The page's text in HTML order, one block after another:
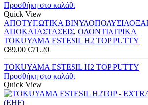
€71.20.
Προσθήκη στο καλάθι
Quick View
ΑΠΟΤΥΠΩΤΙΚΑ
ΑΠΟΚΑΤΑΣΤΑΣΕΙΣ, ΟΔΟΝΤΙΑΤΡΙΚΑ
TOKUYAMA ESTESIL H2 TOP PUTTY
€89.00 Original
price
was:
€89.00.
€71.20Η
τρέχουσα
τιμή
είναι:
TOKUYAMA ESTESIL H2 TOP PUTTY
Προσθήκη στο καλάθι
Quick View